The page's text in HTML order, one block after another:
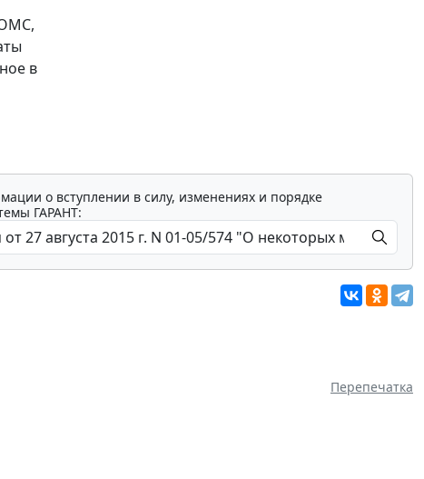
в
о вступлении в силу, изменениях и порядке
ГАРАНТ:
Перепечатка